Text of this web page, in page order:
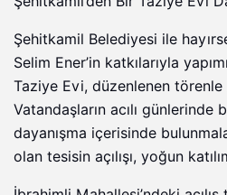
Şehitkamil Belediyesi ile
Selim Ener’in katkılarıyla
Taziye Evi, düzenlenen törenle
Vatandaşların acılı günlerinde
dayanışma içerisinde
olan tesisin açılışı, yoğun